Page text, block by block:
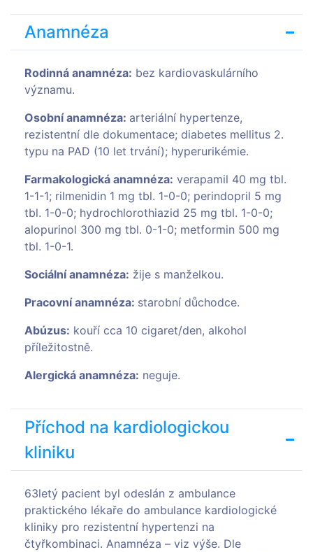
Anamnéza
Rodinná anamnéza: bez kardiovaskulárního
významu.
Osobní anamnéza: arteriální hypertenze,
rezistentní dle dokumentace; diabetes mellitus 2.
typu na PAD (10 let trvání); hyperurikémie.
Farmakologická anamnéza: verapamil 40 mg tbl.
1-1-1; rilmenidin 1 mg tbl. 1-0-0; perindopril 5 mg
tbl. 1-0-0; hydrochlorothiazid 25 mg tbl. 1-0-0;
alopurinol 300 mg tbl. 0-1-0; metformin 500 mg
tbl. 1-0-1.
Sociální anamnéza: žije s manželkou.
Pracovní anamnéza: starobní důchodce.
Abúzus: kouří cca 10 cigaret/den, alkohol
příležitostně.
Alergická anamnéza: neguje.
Příchod na kardiologickou
kliniku
63letý pacient byl odeslán z ambulance
praktického lékaře do ambulance kardiologické
kliniky pro rezistentní hypertenzi na
čtyřkombinaci. Anamnéza – viz výše. Dle